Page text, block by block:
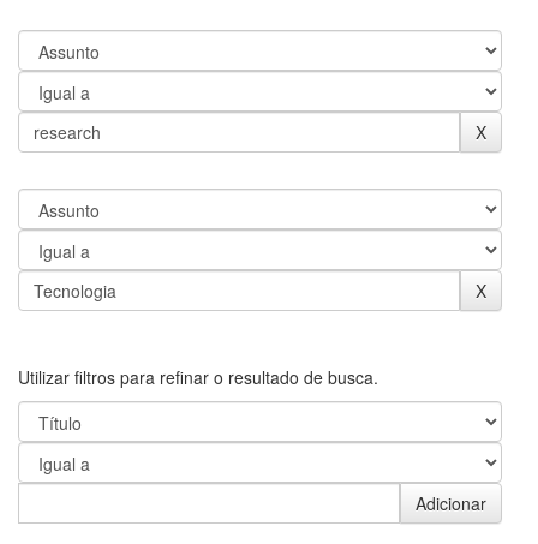
Utilizar filtros para refinar o resultado de busca.